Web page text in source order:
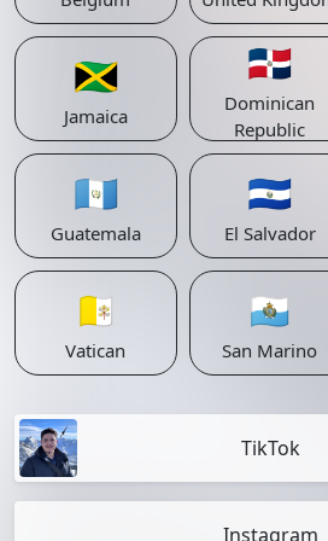
🇯🇲
Jamaica
🇩🇴
Dominican
Republic
🇬🇹
Guatemala
🇸🇻
El Salvador
🇻🇦
Vatican
🇸🇲
San Marino
TikTok
Instagram